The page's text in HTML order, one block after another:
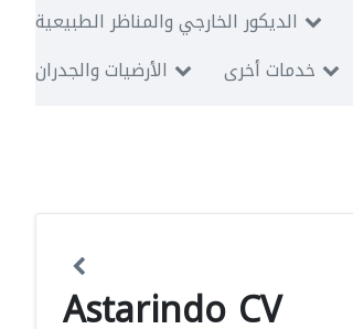
الديكور الخارجي والمناظر الطبيعية
الأرضيات والجدران
خدمات أخرى
Astarindo CV